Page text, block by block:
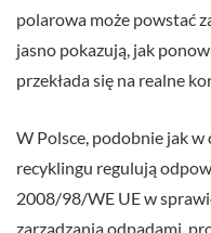
polarowa może powstać
jasno pokazują, jak
przekłada się na realne
W Polsce, podobnie jak w
recyklingu regulują
2008/98/WE UE w
zarządzania odpadami,